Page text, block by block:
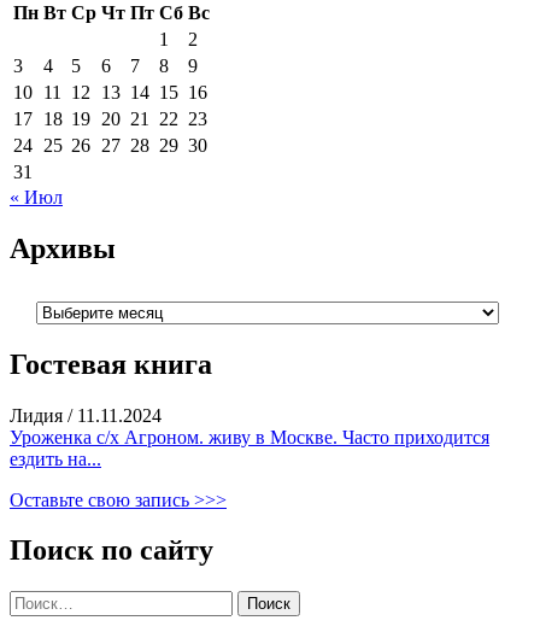
Пн Вт Ср Чт Пт Сб Вс
1
2
3
4 5 6 7 8
9
10 11 12 13 14 15 16
17 18 19 20 21 22 23
24 25 26 27 28 29 30
31
« Июл
Архивы
Архивы
Гостевая книга
Лидия / 11.11.2024
Уроженка с/х Агроном. живу в Москве. Часто приходится
ездить на...
Оставьте свою запись >>>
Поиск по сайту
Найти: